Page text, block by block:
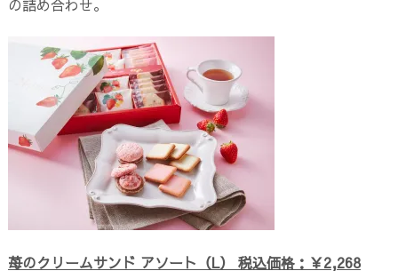
の詰め合わせ。
苺のクリームサンド アソート（L） 税込価格：￥2,268